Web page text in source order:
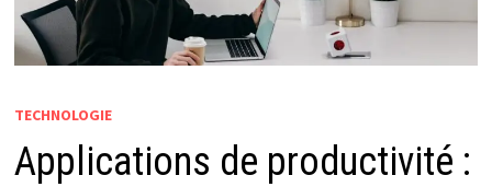
TECHNOLOGIE
Applications de productivité :